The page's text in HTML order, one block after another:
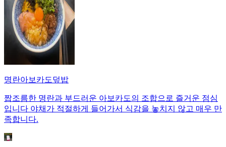
명란아보카도덮밥
짭조름한 명란과 부드러운 아보카도의 조합으로 즐거운 점심
입니다 야채가 적절하게 들어가서 식감을 놓치지 않고 매우 만
족합니다.